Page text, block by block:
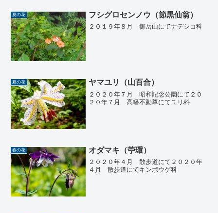
夏の花 フシグロセンノウ（節黒仙翁）
２０１９年８月 御岳山にてナデシコ科
夏の花 ヤマユリ（山百合）
２０２０年７月 昭和記念公園にて２０
２０年７月 高幡不動尊にてユリ科
春の花 オダマキ（苧環）
２０２０年４月 散歩道にて２０２０年
４月 散歩道にてキンポウゲ科